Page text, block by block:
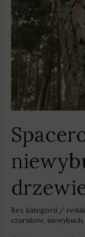
Bez kategorii/
czarnków, niewybuch,